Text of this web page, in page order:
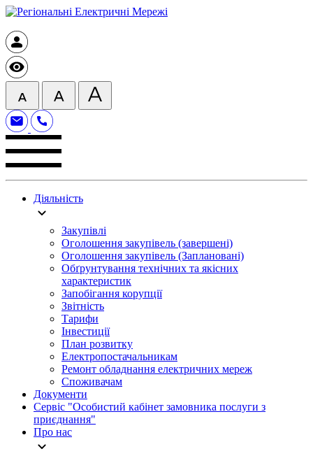
Діяльність
Закупівлі
Оголошення закупівель (завершені)
Оголошення закупівель (Заплановані)
Обґрунтування технічних та якісних
характеристик
Запобігання корупції
Звітність
Тарифи
Інвестиції
План розвитку
Електропостачальникам
Ремонт обладнання електричних мереж
Споживачам
Документи
Сервіс "Особистий кабінет замовника послуги з
приєднання"
Про нас